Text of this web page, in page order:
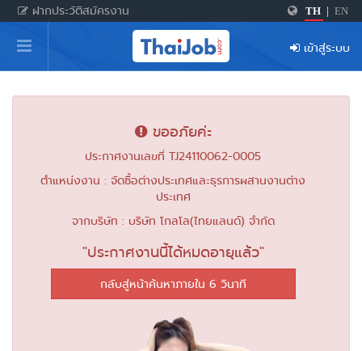
ฝากประวัติสมัครงาน TH EN
หน้าหลัก
ผู้สมัครงาน: เข้าสู่ระบบ
ฝากประวัติสมัครงาน
เข้าสู่ระบบ
ขออภัยค่ะ
ประกาศงานเลขที่ TJ24110062-0005
ตำแหน่งงาน : จัดซื้อต่างประเทศและธุรการผสานงานต่าง
ประเทศ
จากบริษัท : บริษัท โกลโล(ไทยแลนด์) จำกัด
"ประกาศงานนี้ได้หมดอายุแล้ว"
กลับสู่หน้าค้นหาภายใน 6 วินาที